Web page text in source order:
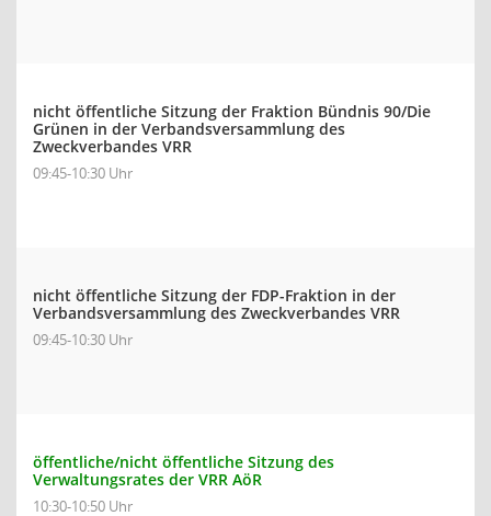
nicht öffentliche Sitzung der Fraktion Bündnis 90/Die
Grünen in der Verbandsversammlung des
Zweckverbandes VRR
09:45-10:30 Uhr
nicht öffentliche Sitzung der FDP-Fraktion in der
Verbandsversammlung des Zweckverbandes VRR
09:45-10:30 Uhr
öffentliche/nicht öffentliche Sitzung des
Verwaltungsrates der VRR AöR
10:30-10:50 Uhr